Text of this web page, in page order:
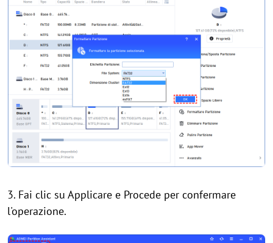
3. Fai clic su Applicare e Procede per confermare
l'operazione.